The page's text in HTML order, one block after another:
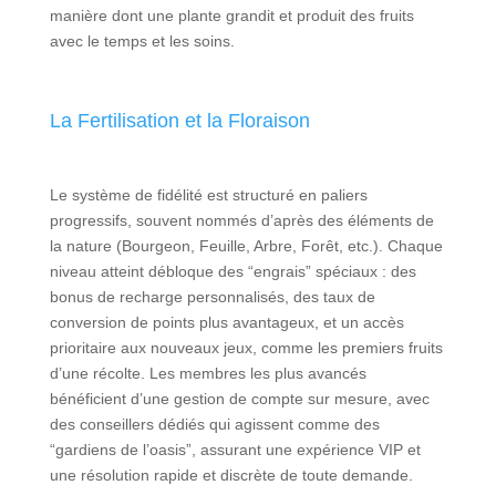
manière dont une plante grandit et produit des fruits
avec le temps et les soins.
La Fertilisation et la Floraison
Le système de fidélité est structuré en paliers
progressifs, souvent nommés d’après des éléments de
la nature (Bourgeon, Feuille, Arbre, Forêt, etc.). Chaque
niveau atteint débloque des “engrais” spéciaux : des
bonus de recharge personnalisés, des taux de
conversion de points plus avantageux, et un accès
prioritaire aux nouveaux jeux, comme les premiers fruits
d’une récolte. Les membres les plus avancés
bénéficient d’une gestion de compte sur mesure, avec
des conseillers dédiés qui agissent comme des
“gardiens de l’oasis”, assurant une expérience VIP et
une résolution rapide et discrète de toute demande.